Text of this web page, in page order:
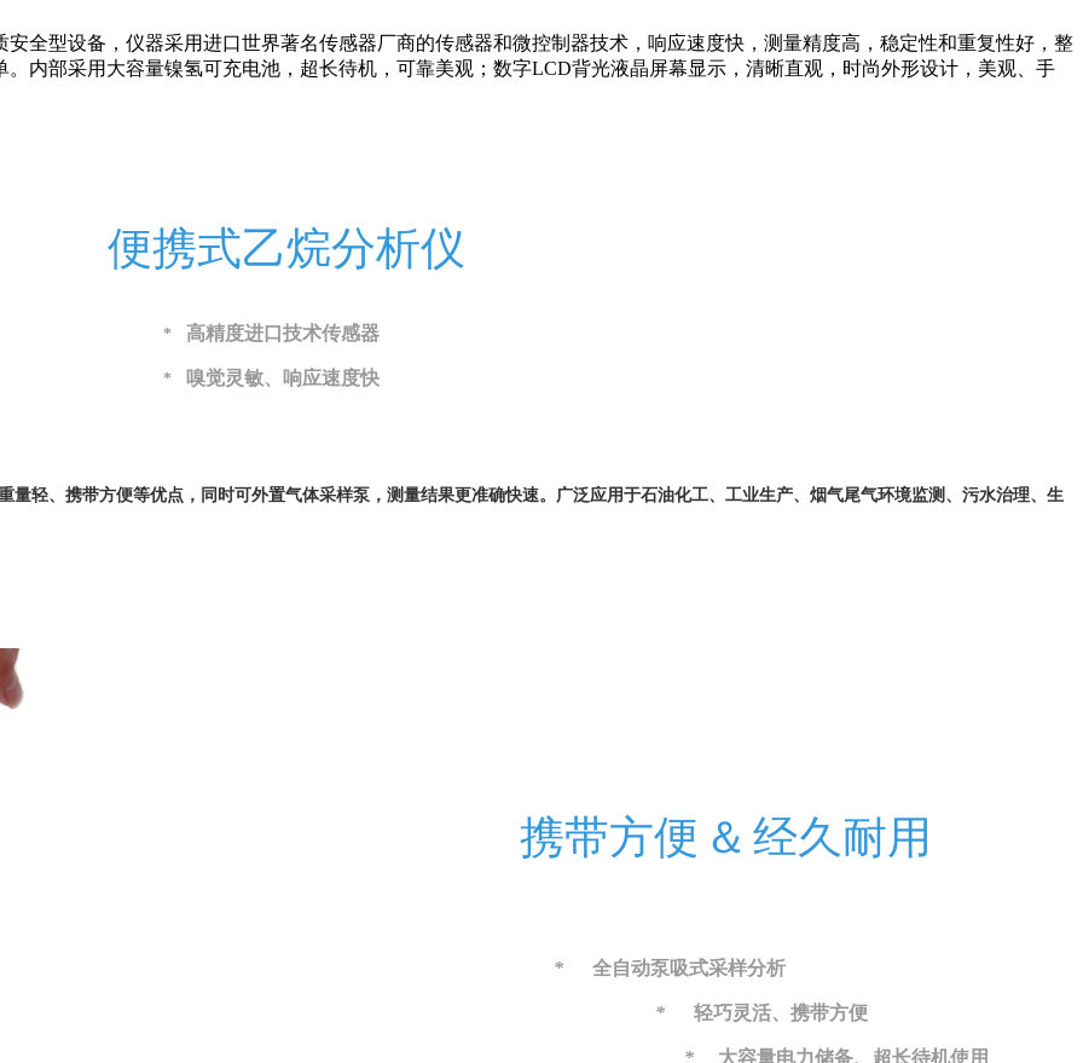
全型设备，仪器采用进口世界著名传感器厂商的传感器和微控制器技术，响应速度快，测量精度高，稳定性和重复性好，整
内部采用大容量镍氢可充电池，超长待机，可靠美观；数字LCD背光液晶屏幕显示，清晰直观，时尚外形设计，美观、手
便携式乙烷分析仪
* 高精度进口技术传感器
* 嗅觉灵敏、响应速度快
轻、携带方便等优点，同时可外置气体采样泵，测量结果更准确快速。 广泛应用于石油化工、工业生产、烟气尾气环境监测、污水治理、生
携带方便 ＆ 经久耐用
* 全自动泵吸式采样分析
* 轻巧灵活、携带方便
* 大容量电力储备、超长待机使用